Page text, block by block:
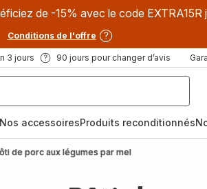
de -15% avec le code EXTRA15R
Conditions de l'offre
3 jours 90 jours pour changer d’avis
Nos accessoiresProduits reconditionnés
de porc aux légumes par mel